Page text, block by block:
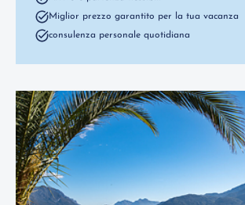
Miglior prezzo garantito per la tua vacanza
consulenza personale quotidiana